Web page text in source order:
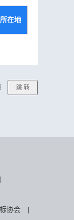
在地
协会